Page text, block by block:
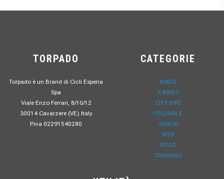
TORPADO
Torpado è un Brand di Cicli Esperia
Spa
Viale Enzo Ferrari, 8/10/12
30014 Cavarzere (VE) Italy
P.iva 02291540280
CATEGORIE
BIKES
E-BIKES
CITY BIKE
FOLDABLE
JUNIOR
MTB
ROAD
TREKKING